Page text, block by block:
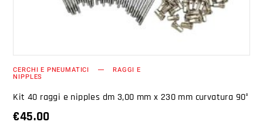
CERCHI E PNEUMATICI RAGGI E
NIPPLES
Kit 40 raggi e nipples dm 3,00 mm x 230 mm curvatura 90°
€45.00